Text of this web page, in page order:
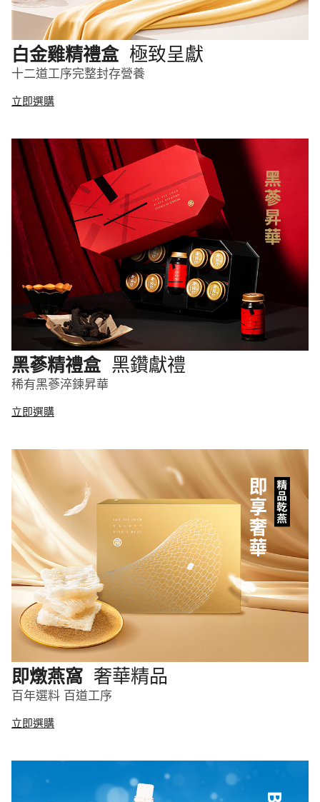
白金雞精禮盒 極致呈獻
十二道工序完整封存營養
立即選購
黑蔘精禮盒 黑鑽獻禮
稀有黑蔘淬鍊昇華
立即選購
即燉燕窩 奢華精品
百年選料 百道工序
立即選購